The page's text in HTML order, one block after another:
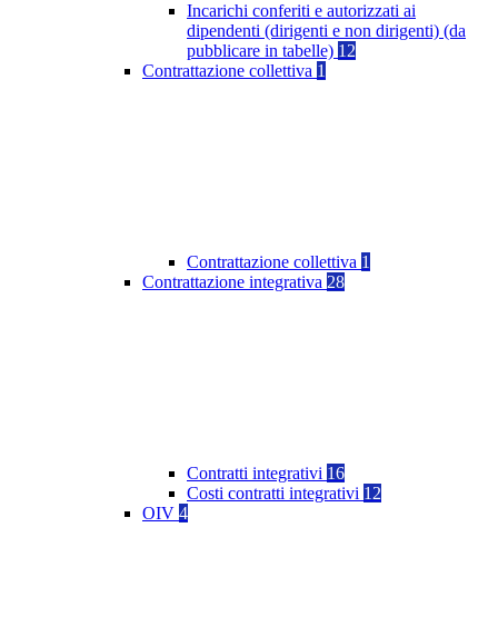
Incarichi conferiti e autorizzati ai
dipendenti (dirigenti e non dirigenti) (da
pubblicare in tabelle) 12
Contrattazione collettiva 1
Contrattazione collettiva 1
Contrattazione integrativa 28
Contratti integrativi 16
Costi contratti integrativi 12
OIV 4